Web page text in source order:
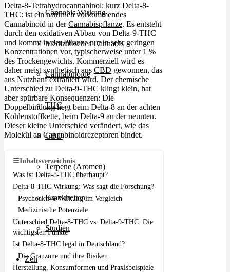
Cannabis Wirkung
Medizinisches Cannabis
Cannabinoide
THC
CBD
Terpene (Aromen)
Krankheiten
Studien
Zen
Delta-8-Tetrahydrocannabinol: kurz Delta-8-
THC: ist ein natürlich vorkommendes
Cannabinoid in derCannabispflanze. Es entsteht
durch den oxidativen Abbau von Delta-9-THC
und kommt in der Pflanze nur in sehr geringen
Konzentrationen vor, typischerweise unter 1 %
des Trockengewichts. Kommerziell wird es
daher meist synthetisch aus CBD gewonnen, das
aus Nutzhanf extrahiert wird. Der chemische
Unterschied zu Delta-9-THC klingt klein, hat
aber spürbare Konsequenzen: Die
Doppelbindung liegt beim Delta-8 an der achten
Kohlenstoffkette, beim Delta-9 an der neunten.
Dieser kleine Unterschied verändert, wie das
Molekül an Cannabinoidrezeptoren bindet.
☰Inhaltsverzeichnis
Was ist Delta-8-THC überhaupt?
Delta-8-THC Wirkung: Was sagt die Forschung?
Psychoaktive Wirkung im Vergleich
Medizinische Potenziale
Unterschied Delta-8-THC vs. Delta-9-THC: Die
wichtigsten Punkte
Ist Delta-8-THC legal in Deutschland?
Die Grauzone und ihre Risiken
Herstellung, Konsumformen und Praxisbeispiele